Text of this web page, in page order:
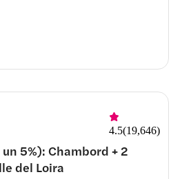
4.5(19,646)
5%): Chambord + 2
del Loira